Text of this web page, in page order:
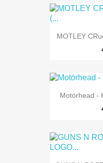
MOTLEY
Motörhead -